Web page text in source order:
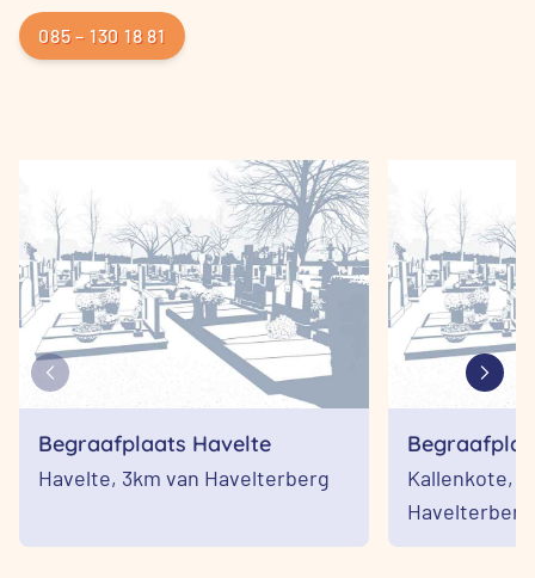
085 – 130 18 81
Begraafplaats Havelte
Havelte, 3km van Havelterberg Kallenkote,
Havelterberg